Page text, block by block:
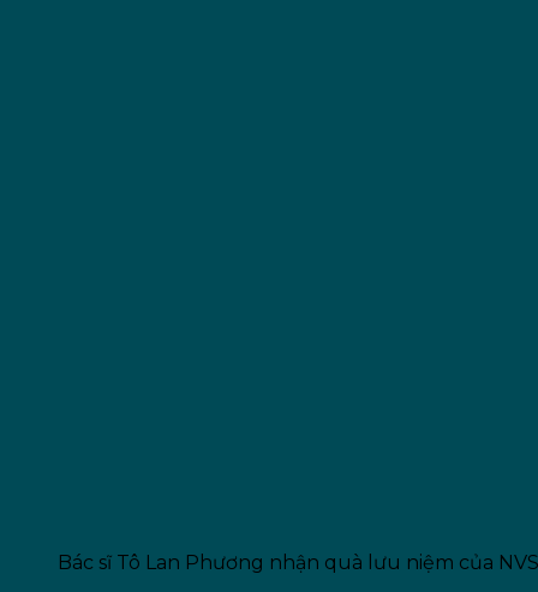
Bác sĩ Tô Lan Phương nhận quà lưu niệm của